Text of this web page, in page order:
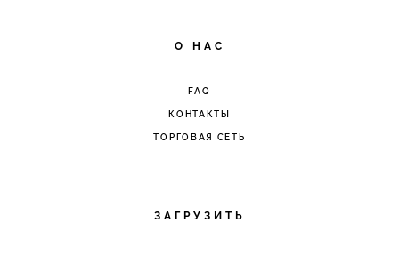
O HAC
FAQ
КОНТАКТЫ
ТОРГОВАЯ СЕТЬ
ЗАГРУЗИТЬ